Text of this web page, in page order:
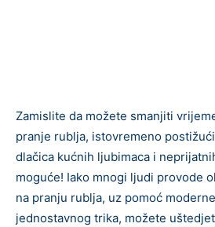
Zamislite da možete smanjiti
pranje rublja, istovremeno
dlačica kućnih ljubimaca i
moguće! Iako mnogi ljudi provode
na pranju rublja, uz pomoć
jednostavnog trika, možete